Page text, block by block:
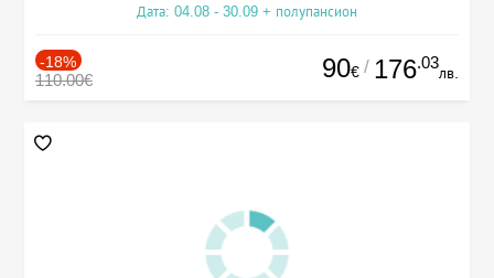
Дата: 04.08 - 30.09 + полупансион
-18%
110.00€ 90€ / 176.03
лв.